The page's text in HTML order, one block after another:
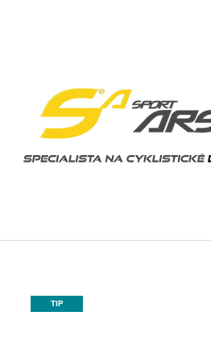
TIP
ČO POTREBUJETE NÁJSŤ?
HĽADAŤ